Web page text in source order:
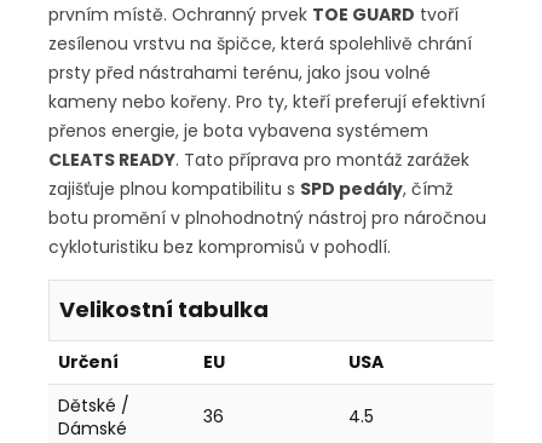
prvním místě. Ochranný prvek TOE GUARD tvoří
zesílenou vrstvu na špičce, která spolehlivě chrání
prsty před nástrahami terénu, jako jsou volné
kameny nebo kořeny. Pro ty, kteří preferují efektivní
přenos energie, je bota vybavena systémem
CLEATS READY. Tato příprava pro montáž zarážek
zajišťuje plnou kompatibilitu s SPD pedály, čímž
botu promění v plnohodnotný nástroj pro náročnou
cykloturistiku bez kompromisů v pohodlí.
Velikostní tabulka
Určení EU USA
Dětské /
Dámské
36 4.5